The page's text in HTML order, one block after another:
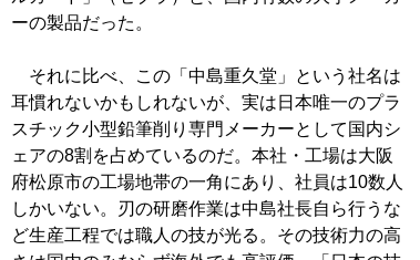
ーの製品だった。
それに比べ、この「中島重久堂」という社名は
耳慣れないかもしれないが、実は日本唯一のプラ
スチック小型鉛筆削り専門メーカーとして国内シ
ェアの8割を占めているのだ。本社・工場は大阪
府松原市の工場地帯の一角にあり、社員は10数人
しかいない。刃の研磨作業は中島社長自ら行うな
ど生産工程では職人の技が光る。その技術力の高